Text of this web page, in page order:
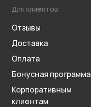
Для клиентов
Отзывы
Доставка
Оплата
Бонусная программа
Корпоративным
клиентам